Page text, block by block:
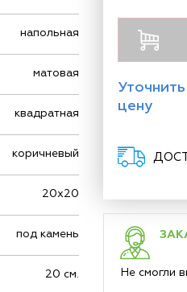
напольная
матовая
квадратная
коричневый
20х20
под камень
20 см.
Уточнить
цену
Не смогли